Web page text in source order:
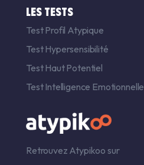
LES TESTS
Test Profil Atypique
Test Hypersensibilité
Test Haut Potentiel
Test Intelligence Emotionnelle
Retrouvez Atypikoo sur